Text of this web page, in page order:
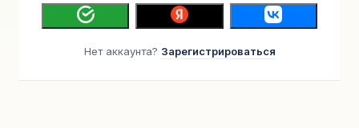
Нет аккаунта? Зарегистрироваться